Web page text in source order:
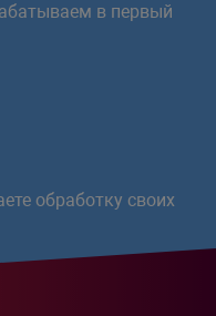
в первый
обработку своих